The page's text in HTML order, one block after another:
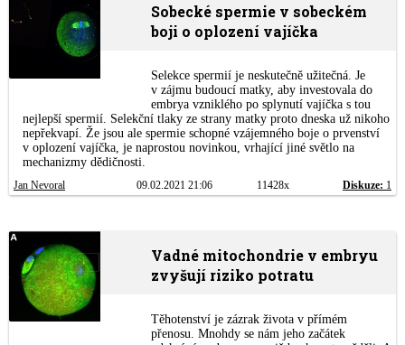
Sobecké spermie v sobeckém
boji o oplození vajíčka
Selekce spermií je neskutečně užitečná. Je
v zájmu budoucí matky, aby investovala do
embrya vzniklého po splynutí vajíčka s tou
nejlepší spermií. Selekční tlaky ze strany matky proto dneska už nikoho
nepřekvapí. Že jsou ale spermie schopné vzájemného boje o prvenství
v oplození vajíčka, je naprostou novinkou, vrhající jiné světlo na
mechanizmy dědičnosti.
Jan Nevoral 09.02.2021 21:06 11428x Diskuze: 1
Vadné mitochondrie v embryu
zvyšují riziko potratu
Těhotenství je zázrak života v přímém
přenosu. Mnohdy se nám jeho začátek